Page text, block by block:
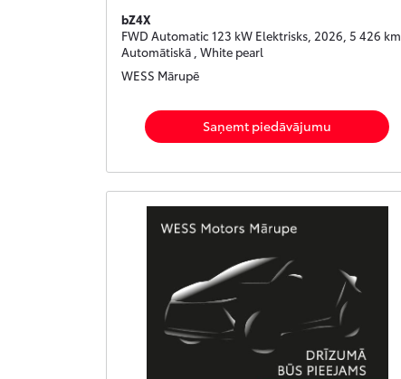
bZ4X
FWD Automatic 123 kW Elektrisks, 2026, 5 426 km ,
Automātiskā , White pearl
WESS Mārupē
Saņemt piedāvājumu